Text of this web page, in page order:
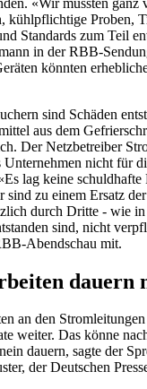
kühlpflichtige Proben,
Standards zum Teil
in der RBB-
könnten
sind Schäden
aus dem
Der Netzbetreiber
Unternehmen nicht für
lag keine
sind zu einem Ersatz
durch Dritte - wie
sind, nicht
Abendschau mit.
dauern
an den
weiter. Das könne
dauern, sagte der
der Deutschen